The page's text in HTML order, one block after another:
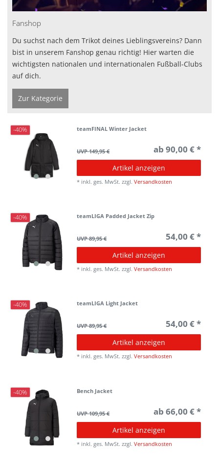
Fanshop
Du suchst nach dem Trikot deines Lieblingsvereins? Dann
bist in unserem Fanshop genau richtig! Hier warten die
wichtigsten nationalen und internationalen Fußball-Clubs
auf dich.
Zur Kategorie
-40% teamFINAL Winter Jacket
UVP 149,95 € ab 90,00 € *
Artikel anzeigen
* inkl. ges. MwSt. zzgl.Versandkosten
-40% teamLIGA Padded Jacket Zip
UVP 89,95 € 54,00 € *
Artikel anzeigen
* inkl. ges. MwSt. zzgl.Versandkosten
-40% teamLIGA Light Jacket
UVP 89,95 € 54,00 € *
Artikel anzeigen
* inkl. ges. MwSt. zzgl.Versandkosten
-40% Bench Jacket
UVP 109,95 € ab 66,00 € *
Artikel anzeigen
* inkl. ges. MwSt. zzgl.Versandkosten